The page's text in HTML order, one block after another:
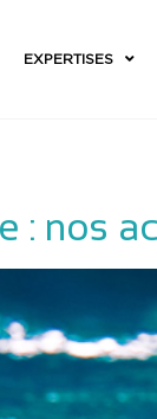
EXPERTISES
: nos